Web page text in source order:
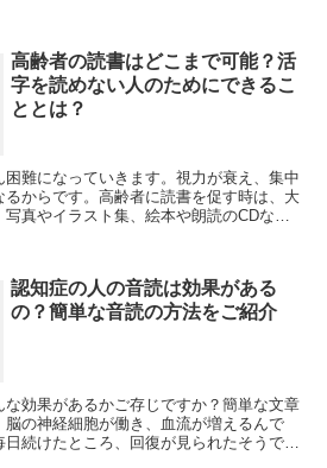
高齢者の読書はどこまで可能？活
字を読めない人のためにできるこ
ととは？
難になっていきます。視力が衰え、集中
からです。高齢者に読書を促す時は、大
真やイラスト集、絵本や朗読のCDな
認知症の人の音読は効果がある
の？簡単な音読の方法をご紹介
効果があるかご存じですか？簡単な文章
の神経細胞が働き、血流が増えるんで
続けたところ、回復が見られたそうで